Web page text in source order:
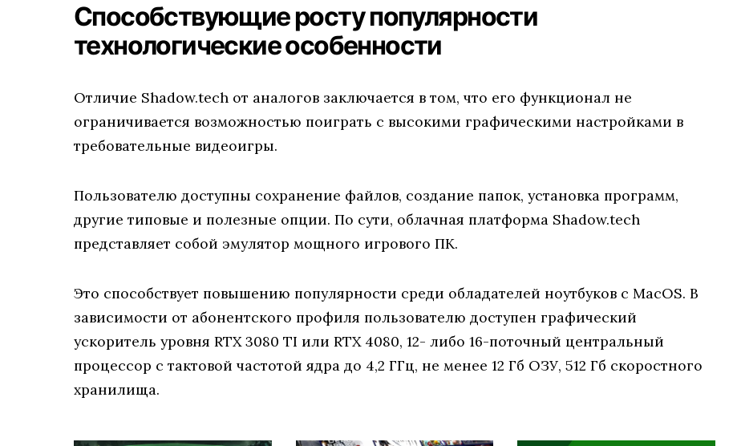
Способствующие росту популярности
технологические особенности
Отличие Shadow.tech от аналогов заключается в том, что его функционал не
ограничивается возможностью поиграть с высокими графическими настройками в
требовательные видеоигры.
Пользователю доступны сохранение файлов, создание папок, установка программ,
другие типовые и полезные опции. По сути, облачная платформа Shadow.tech
представляет собой эмулятор мощного игрового ПК.
Это способствует повышению популярности среди обладателей ноутбуков с MacOS. В
зависимости от абонентского профиля пользователю доступен графический
ускоритель уровня RTX 3080 TI или RTX 4080, 12- либо 16-поточный центральный
процессор c тактовой частотой ядра до 4,2 ГГц, не менее 12 Гб ОЗУ, 512 Гб скоростного
хранилища.